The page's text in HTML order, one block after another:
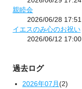
親睦会
2026/06/28 17:51
イエスのみ心のお祝い
2026/06/12 17:00
過去ログ
2026年07月(2)